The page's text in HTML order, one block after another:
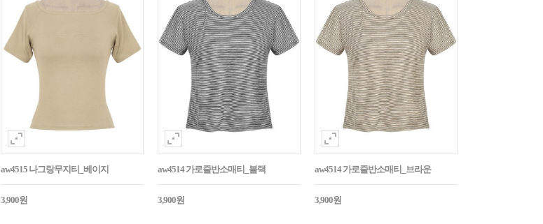
aw4515 나그랑무지티_베이지
3,900원
aw4514 가로줄반소매티_블랙
3,900원
aw4514 가로줄반소매티_브라운
3,900원